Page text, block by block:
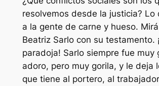
resolvemos desde la justicia? Lo
a la gente de carne y hueso.
Beatriz Sarlo con su testamento.
paradoja! Sarlo siempre fue muy
adoro, pero muy gorila, y le deja
que tiene al portero, al